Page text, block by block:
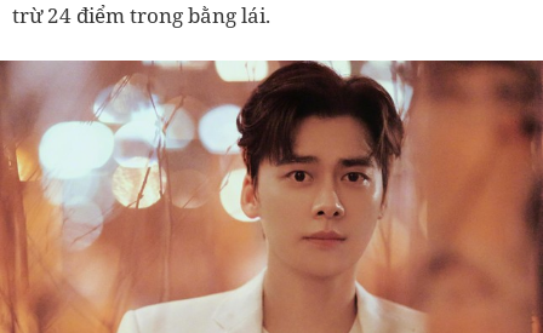
trừ 24 điểm trong bằng lái.